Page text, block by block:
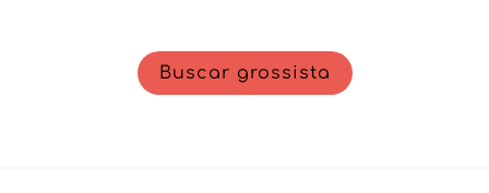
Buscar grossista